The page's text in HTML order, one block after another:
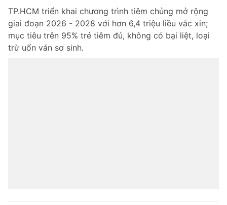
TP.HCM triển khai chương trình tiêm chủng mở rộng
giai đoạn 2026 - 2028 với hơn 6,4 triệu liều vắc xin;
mục tiêu trên 95% trẻ tiêm đủ, không có bại liệt, loại
trừ uốn ván sơ sinh.